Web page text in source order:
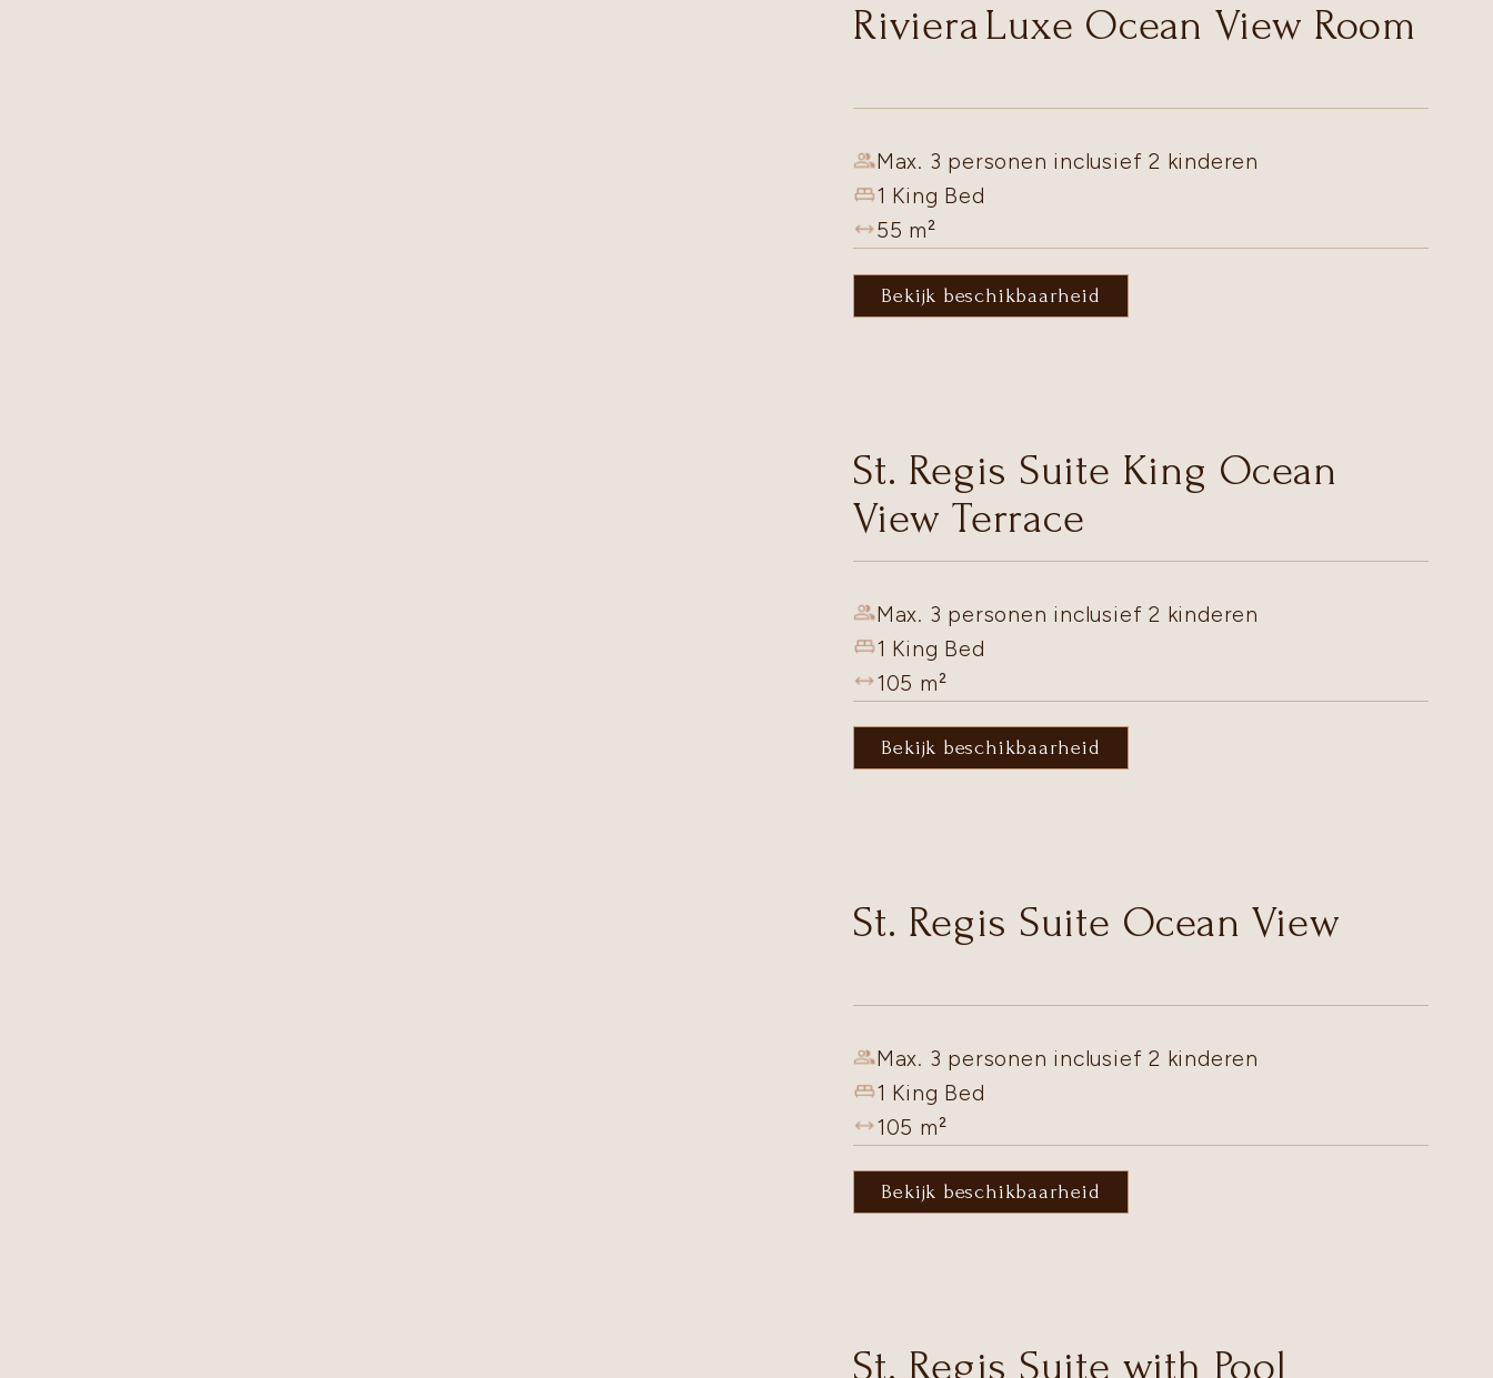
Riviera Luxe Ocean View Room
Max. 3 personen inclusief 2 kinderen
1 King Bed
55 m²
Bekijk beschikbaarheid
St. Regis Suite King Ocean
View Terrace
Max. 3 personen inclusief 2 kinderen
1 King Bed
105 m²
Bekijk beschikbaarheid
St. Regis Suite Ocean View
Max. 3 personen inclusief 2 kinderen
1 King Bed
105 m²
Bekijk beschikbaarheid
St. Regis Suite with Pool